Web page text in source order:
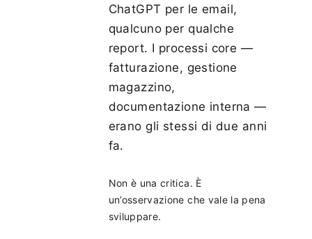
ChatGPT per le email,
qualcuno per qualche
report. I processi core —
fatturazione, gestione
magazzino,
documentazione interna —
erano gli stessi di due anni
fa.
Non è una critica. È
un’osservazione che vale la pena
sviluppare.